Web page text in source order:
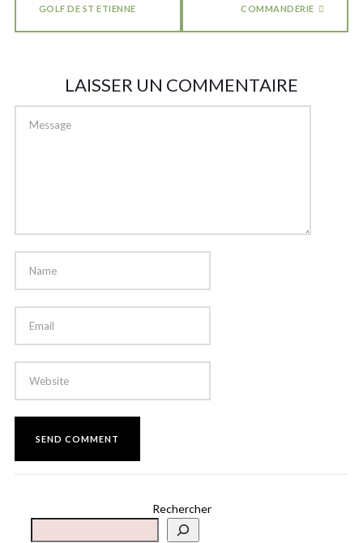
GOLF DE ST ETIENNE
COMMANDERIE
LAISSER UN COMMENTAIRE
Rechercher